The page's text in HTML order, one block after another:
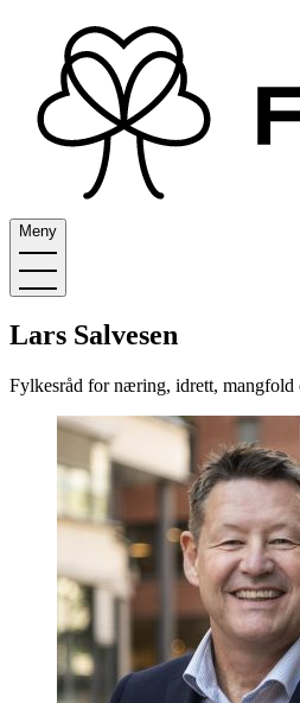
Meny
Lars Salvesen
Fylkesråd for næring, idrett,